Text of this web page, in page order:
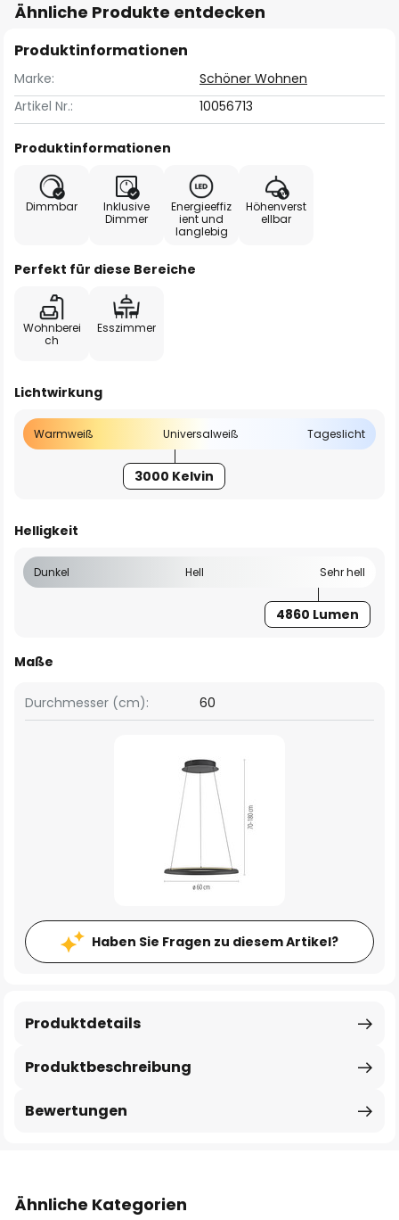
Ähnliche Produkte entdecken
Produktinformationen
Marke:
Schöner Wohnen
Artikel Nr.:
10056713
Produktinformationen
Dimmbar
Inklusive
Dimmer
Energieeffiz
ient und
langlebig
Höhenverst
ellbar
Perfekt für diese Bereiche
Wohnberei
ch
Esszimmer
Lichtwirkung
Warmweiß Universalweiß Tageslicht
3000 Kelvin
Helligkeit
Dunkel Hell Sehr hell
4860 Lumen
Maße
Durchmesser (cm): 60
Haben Sie Fragen zu diesem Artikel?
Produktbeschreibung
Produktdetails
Bewertungen
Ähnliche Kategorien